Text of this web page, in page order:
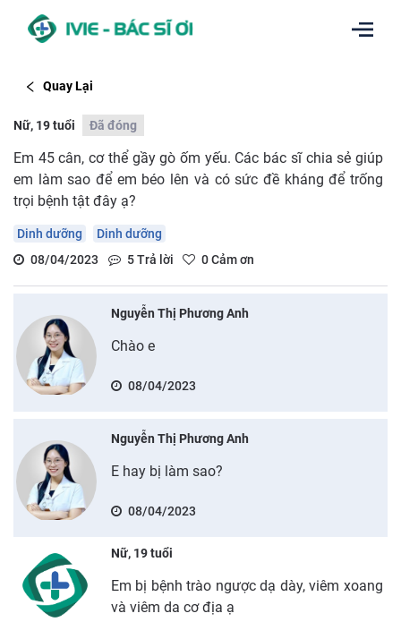
Quay Lại
Nữ, 19 tuổi Đã đóng
Em 45 cân, cơ thể gầy gò ốm yếu. Các bác sĩ chia sẻ giúp
em làm sao để em béo lên và có sức đề kháng để trống
trọi bệnh tật đây ạ?
Dinh dưỡng
Dinh dưỡng
08/04/2023
5Trả lời 0Cảm ơn
Nguyễn Thị Phương Anh
Chào e
08/04/2023
Nguyễn Thị Phương Anh
E hay bị làm sao?
08/04/2023
Nữ, 19 tuổi
Em bị bệnh trào ngược dạ dày, viêm xoang
và viêm da cơ địa ạ